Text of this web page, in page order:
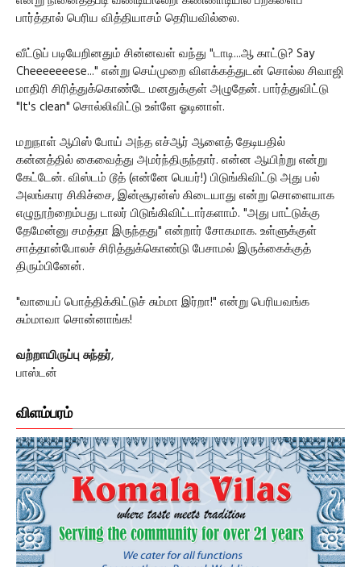
பார்த்தால் பெரிய வித்தியாசம் தெரியவில்லை.
வீட்டுப் படியேறினதும் சின்னவள் வந்து "டாடி...ஆ காட்டு? Say
Cheeeeeeese..." என்று செய்முறை விளக்கத்துடன் சொல்ல சிவாஜி
மாதிரி சிரித்துக்கொண்டே மனதுக்குள் அழுதேன். பார்த்துவிட்டு
"It's clean" சொல்லிவிட்டு உள்ளே ஓடினாள்.
மறுநாள் ஆபிஸ் போய் அந்த எச்ஆர் ஆளைத் தேடியதில்
கன்னத்தில் கைவைத்து அமர்ந்திருந்தார். என்ன ஆயிற்று என்று
கேட்டேன். விஸ்டம் டூத் (என்னே பெயர்!) பிடுங்கிவிட்டு அது பல்
அலங்கார சிகிச்சை, இன்சூரன்ஸ் கிடையாது என்று சொளையாக
எழுநூற்றைம்பது டாலர் பிடுங்கிவிட்டார்களாம். "அது பாட்டுக்கு
தேமேன்னு சமத்தா இருந்தது" என்றார் சோகமாக. உள்ளுக்குள்
சாத்தான்போலச் சிரித்துக்கொண்டு பேசாமல் இருக்கைக்குத்
திரும்பினேன்.
"வாயைப் பொத்திக்கிட்டுச் சும்மா இர்றா!" என்று பெரியவங்க
சும்மாவா சொன்னாங்க!
வற்றாயிருப்பு சுந்தர்,
பாஸ்டன்
விளம்பரம்